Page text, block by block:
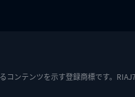
コンテンツを示す登録商標です。